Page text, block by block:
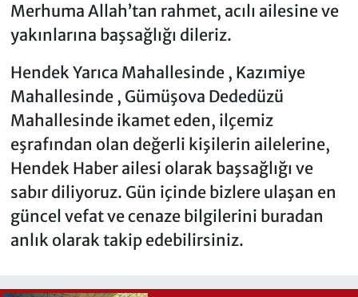
Merhuma Allah’tan rahmet, acılı ailesine ve
yakınlarına başsağlığı dileriz.
Hendek Yarıca Mahallesinde , Kazımiye
Mahallesinde , Gümüşova Dededüzü
Mahallesinde ikamet eden, ilçemiz
eşrafından olan değerli kişilerin ailelerine,
Hendek Haber ailesi olarak başsağlığı ve
sabır diliyoruz. Gün içinde bizlere ulaşan en
güncel vefat ve cenaze bilgilerini buradan
anlık olarak takip edebilirsiniz.